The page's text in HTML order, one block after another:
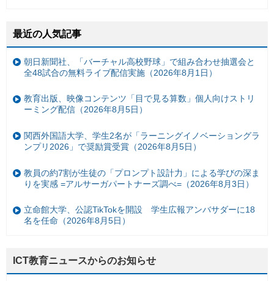
最近の人気記事
朝日新聞社、「バーチャル高校野球」で組み合わせ抽選会と
全48試合の無料ライブ配信実施（2026年8月1日）
教育出版、映像コンテンツ「目で見る算数」個人向けストリ
ーミング配信（2026年8月5日）
関西外国語大学、学生2名が「ラーニングイノベーショングラ
ンプリ2026」で奨励賞受賞（2026年8月5日）
教員の約7割が生徒の「プロンプト設計力」による学びの深ま
りを実感 =アルサーガパートナーズ調べ=（2026年8月3日）
立命館大学、公認TikTokを開設 学生広報アンバサダーに18
名を任命（2026年8月5日）
ICT教育ニュースからのお知らせ